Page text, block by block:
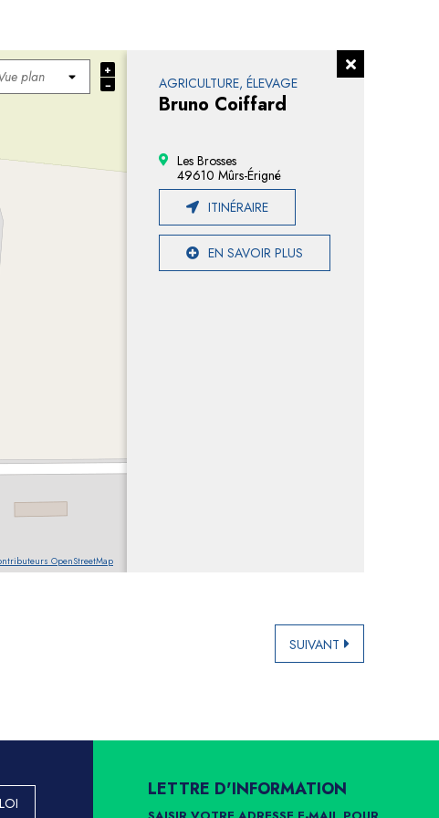
OpenStreetMap
+
−
AGRICULTURE, ÉLEVAGE
Bruno Coiffard
Les Brosses
49610 Mûrs-Érigné
ITINÉRAIRE
EN SAVOIR PLUS
SUIVANT
LETTRE D'INFORMATION